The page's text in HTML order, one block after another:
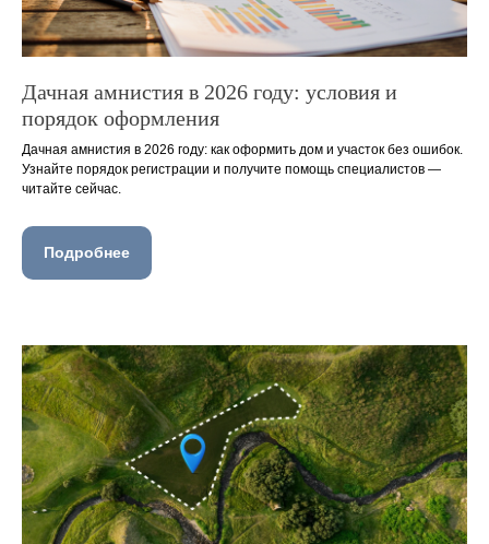
Дачная амнистия в 2026 году: условия и
порядок оформления
Дачная амнистия в 2026 году: как оформить дом и участок без ошибок.
Узнайте порядок регистрации и получите помощь специалистов —
читайте сейчас.
Подробнее